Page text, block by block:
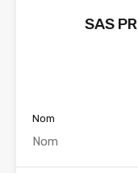
SAS
Nom